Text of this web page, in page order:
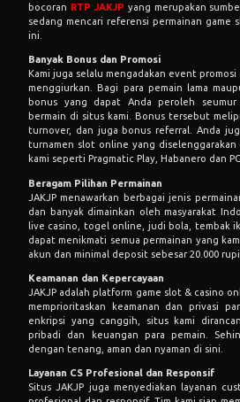
bocoran RTP JAKJP yang merupakan
sedang mencari referensi permainan
ini.
Banyak Bonus dan Promosi
Kami juga selalu mengadakan event
menggiurkan. Bagi para pemain lama
bonus yang dapat Anda peroleh
bermain di situs kami. Bonus tersebut
turnover, dan juga bonus referral. Anda
turnamen slot online yang
kami seperti Pragmatic Play, Habanero dan
Beragam Pilihan Permainan
JAKJP menawarkan berbagai jenis
dan banyak dimainkan oleh masyarakat
live casino, togel online, judi bola, tembak
dapat menikmati semua permainan yang
akun dan minimal deposit sebesar 20.000
Keamanan dan Kepercayaan
JAKJP adalah platform game slot & casino
memprioritaskan keamanan dan privasi
enkripsi yang canggih, situs kami
pribadi dan keuangan para pemain.
dengan tenang, aman dan nyaman di sini.
Layanan CS Profesional dan Responsif
Situs JAKJP juga menyediakan layanan